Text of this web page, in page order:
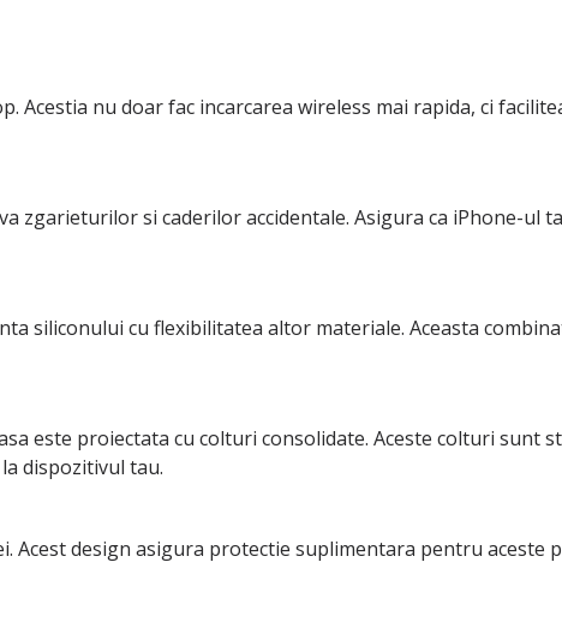
Acestia nu doar fac incarcarea wireless mai rapida, ci
zgarieturilor si caderilor accidentale. Asigura ca iPhone-ul
siliconului cu flexibilitatea altor materiale. Aceasta
este proiectata cu colturi consolidate. Aceste colturi
dispozitivul tau.
Acest design asigura protectie suplimentara pentru